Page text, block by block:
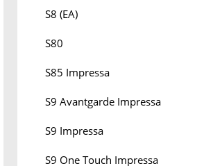
S8 (EA)
S80
S85 Impressa
S9 Avantgarde Impressa
S9 Impressa
S9 One Touch Impressa